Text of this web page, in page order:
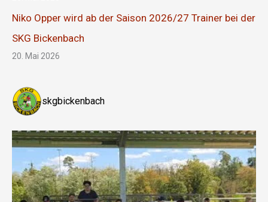
Niko Opper wird ab der Saison 2026/27 Trainer bei der
SKG Bickenbach
20. Mai 2026
skgbickenbach